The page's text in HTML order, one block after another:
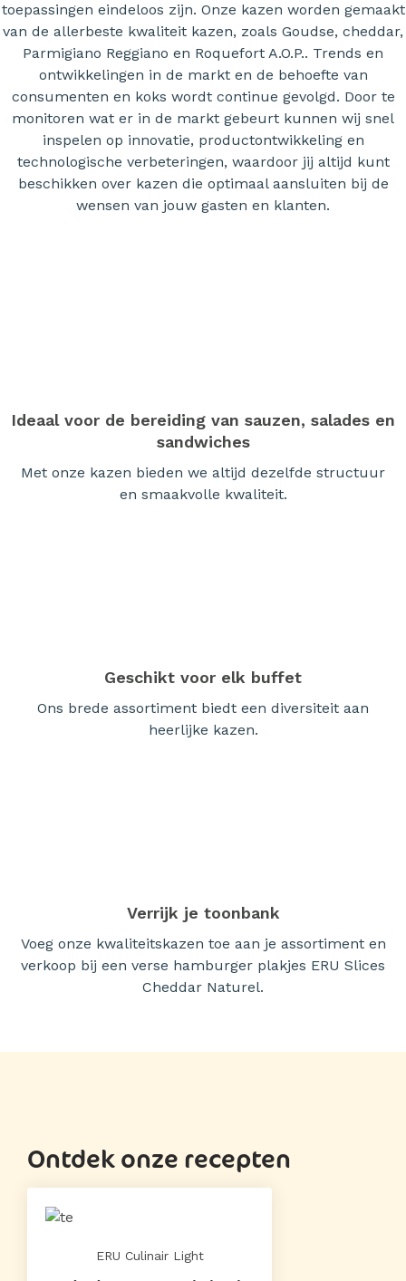
toepassingen eindeloos zijn. Onze kazen worden gemaakt
van de allerbeste kwaliteit kazen, zoals Goudse, cheddar,
Parmigiano Reggiano en Roquefort A.O.P.. Trends en
ontwikkelingen in de markt en de behoefte van
consumenten en koks wordt continue gevolgd. Door te
monitoren wat er in de markt gebeurt kunnen wij snel
inspelen op innovatie, productontwikkeling en
technologische verbeteringen, waardoor jij altijd kunt
beschikken over kazen die optimaal aansluiten bij de
wensen van jouw gasten en klanten.
Ideaal voor de bereiding van sauzen, salades en
sandwiches
Met onze kazen bieden we altijd dezelfde structuur
en smaakvolle kwaliteit.
Geschikt voor elk buffet
Ons brede assortiment biedt een diversiteit aan
heerlijke kazen.
Verrijk je toonbank
Voeg onze kwaliteitskazen toe aan je assortiment en
verkoop bij een verse hamburger plakjes ERU Slices
Cheddar Naturel.
Ontdek onze recepten
ERU Culinair Light